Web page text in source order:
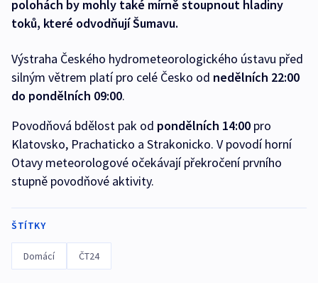
polohách by mohly také mírně stoupnout hladiny
toků, které odvodňují Šumavu.
Výstraha Českého hydrometeorologického ústavu před
silným větrem platí pro celé Česko od nedělních 22:00
do pondělních 09:00.
Povodňová bdělost pak od pondělních 14:00 pro
Klatovsko, Prachaticko a Strakonicko. V povodí horní
Otavy meteorologové očekávají překročení prvního
stupně povodňové aktivity.
ŠTÍTKY
Domácí ČT24